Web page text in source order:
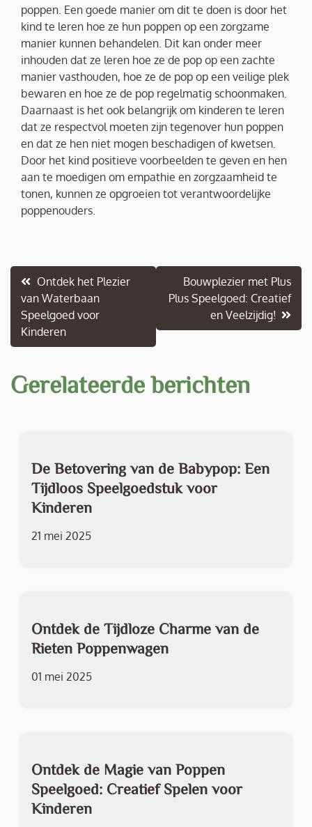
poppen. Een goede manier om dit te doen is door het
kind te leren hoe ze hun poppen op een zorgzame
manier kunnen behandelen. Dit kan onder meer
inhouden dat ze leren hoe ze de pop op een zachte
manier vasthouden, hoe ze de pop op een veilige plek
bewaren en hoe ze de pop regelmatig schoonmaken.
Daarnaast is het ook belangrijk om kinderen te leren
dat ze respectvol moeten zijn tegenover hun poppen
en dat ze hen niet mogen beschadigen of kwetsen.
Door het kind positieve voorbeelden te geven en hen
aan te moedigen om empathie en zorgzaamheid te
tonen, kunnen ze opgroeien tot verantwoordelijke
poppenouders.
Berichtnavigatie
Ontdek het Plezier
van Waterbaan
Speelgoed voor
Kinderen
Bouwplezier met Plus
Plus Speelgoed: Creatief
en Veelzijdig!
Gerelateerde berichten
De Betovering van de Babypop: Een
Tijdloos Speelgoedstuk voor
Kinderen
21 mei 2025
Ontdek de Tijdloze Charme van de
Rieten Poppenwagen
01 mei 2025
Ontdek de Magie van Poppen
Speelgoed: Creatief Spelen voor
Kinderen